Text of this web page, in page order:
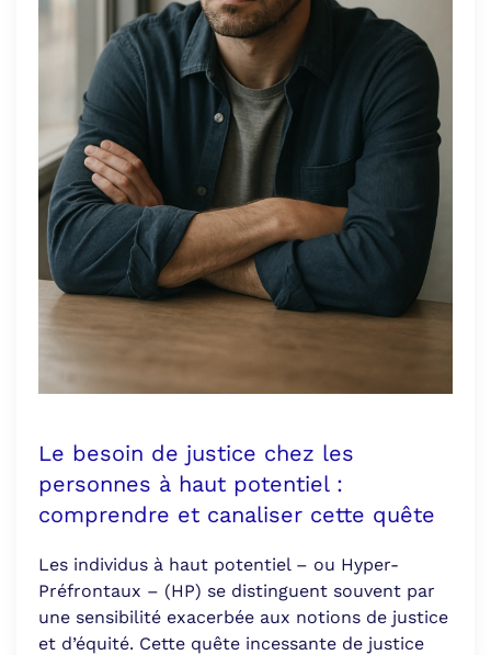
Le besoin de justice chez les
personnes à haut potentiel :
comprendre et canaliser cette quête
Les individus à haut potentiel – ou Hyper-
Préfrontaux – (HP) se distinguent souvent par
une sensibilité exacerbée aux notions de justice
et d’équité. Cette quête incessante de justice